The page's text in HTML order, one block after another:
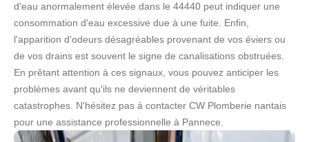
d'eau anormalement élevée dans le 44440 peut indiquer une
consommation d'eau excessive due à une fuite. Enfin,
l'apparition d'odeurs désagréables provenant de vos éviers ou
de vos drains est souvent le signe de canalisations obstruées.
En prêtant attention à ces signaux, vous pouvez anticiper les
problèmes avant qu'ils ne deviennent de véritables
catastrophes. N'hésitez pas à contacter CW Plomberie nantais
pour une assistance professionnelle à Pannece.